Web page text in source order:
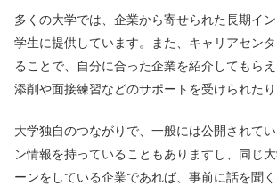
多くの大学では、企業から寄せられた長期イ
学生に提供しています。また、キャリアセン
ることで、自分に合った企業を紹介してもら
添削や面接練習などのサポートを受けられたり
大学独自のつながりで、一般には公開されて
ン情報を持っていることもありますし、同じ
ーンをしている企業であれば、事前に話を聞